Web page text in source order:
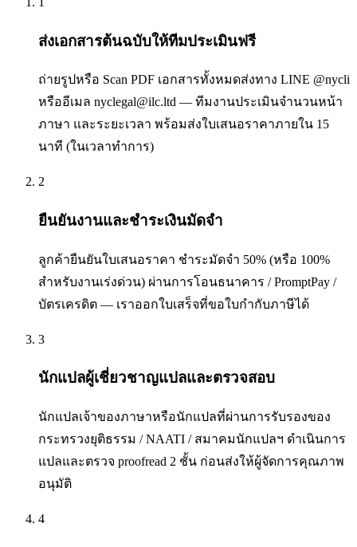
ส่งเอกสารต้นฉบับให้ทีมประเมินฟรี
ถ่ายรูปหรือ Scan PDF เอกสารทั้งหมดส่งทาง LINE @nycli
หรืออีเมล nyclegal@ilc.ltd — ทีมงานประเมินจำนวนหน้า
ภาษา และระยะเวลา พร้อมส่งใบเสนอราคาภายใน 15
นาที (ในเวลาทำการ)
2
ยืนยันงานและชำระเงินมัดจำ
ลูกค้ายืนยันใบเสนอราคา ชำระมัดจำ 50% (หรือ 100%
สำหรับงานเร่งด่วน) ผ่านการโอนธนาคาร / PromptPay /
บัตรเครดิต — เราออกใบเสร็จที่ขอใบกำกับภาษีได้
3
นักแปลผู้เชี่ยวชาญแปลและตรวจสอบ
นักแปลเจ้าของภาษาหรือนักแปลที่ผ่านการรับรองของ
กระทรวงยุติธรรม / NAATI / สมาคมนักแปลฯ ดำเนินการ
แปลและตรวจ proofread 2 ชั้น ก่อนส่งให้ผู้จัดการคุณภาพ
อนุมัติ
4